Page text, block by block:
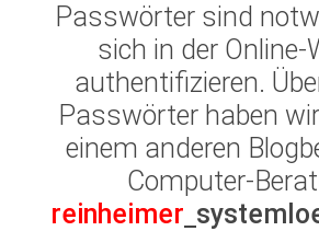
Passwörter sind
sich in der Online-
authentifizieren.
Passwörter haben
einem anderen
Computer-
reinheimer